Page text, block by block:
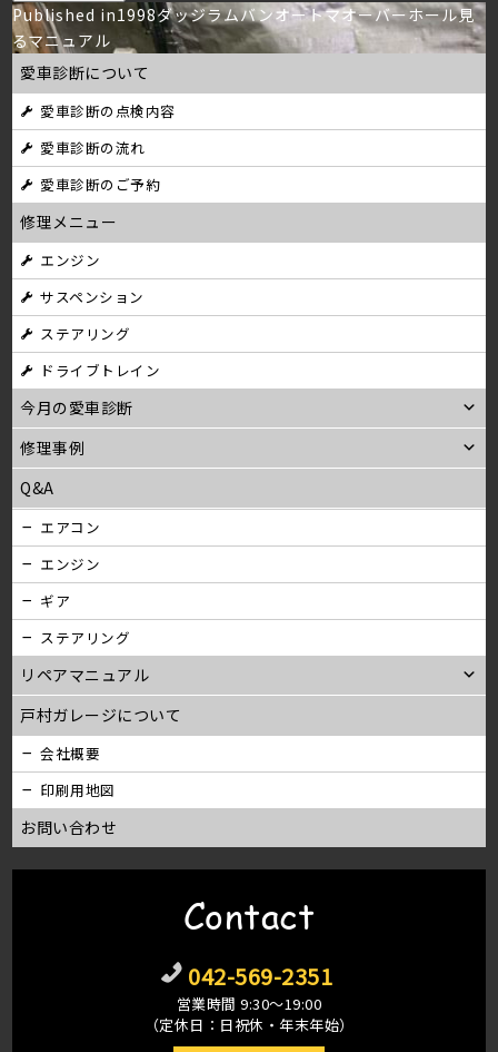
投
稿
ナ
ビ
ゲ
ー
シ
ョ
ン
Published in1998ダッジラムバンオートマオーバーホール見
るマニュアル
愛車診断について
愛車診断の点検内容
愛車診断の流れ
愛車診断のご予約
修理メニュー
エンジン
サスペンション
ステアリング
ドライブトレイン
今月の愛車診断
修理事例
Q&A
エアコン
エンジン
ギア
ステアリング
リペアマニュアル
戸村ガレージについて
会社概要
印刷用地図
お問い合わせ
Contact
042-569-2351
営業時間 9:30〜19:00
（定休日：日祝休・年末年始）